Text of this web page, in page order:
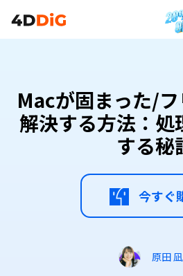
Macが固まった/
解決する方法：処
する秘
今すぐ
原田